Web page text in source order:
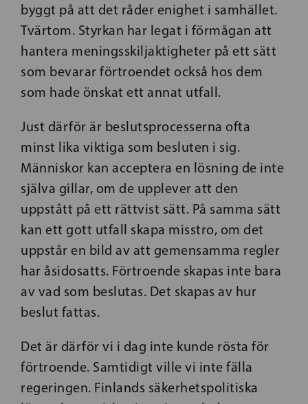
byggt på att det råder enighet i samhället.
Tvärtom. Styrkan har legat i förmågan att
hantera meningsskiljaktigheter på ett sätt
som bevarar förtroendet också hos dem
som hade önskat ett annat utfall.
Just därför är beslutsprocesserna ofta
minst lika viktiga som besluten i sig.
Människor kan acceptera en lösning de inte
själva gillar, om de upplever att den
uppstått på ett rättvist sätt. På samma sätt
kan ett gott utfall skapa misstro, om det
uppstår en bild av att gemensamma regler
har åsidosatts. Förtroende skapas inte bara
av vad som beslutas. Det skapas av hur
beslut fattas.
Det är därför vi i dag inte kunde rösta för
förtroende. Samtidigt ville vi inte fälla
regeringen. Finlands säkerhetspolitiska